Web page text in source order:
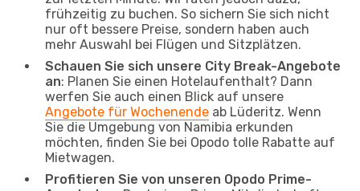
frühzeitig zu buchen. So sichern Sie sich nicht
nur oft bessere Preise, sondern haben auch
mehr Auswahl bei Flügen und Sitzplätzen.
Schauen Sie sich unsere City Break-Angebote
an: Planen Sie einen Hotelaufenthalt? Dann
werfen Sie auch einen Blick auf unsere
Angebote für Wochenende ab Lüderitz. Wenn
Sie die Umgebung von Namibia erkunden
möchten, finden Sie bei Opodo tolle Rabatte auf
Mietwagen.
Profitieren Sie von unseren Opodo Prime-